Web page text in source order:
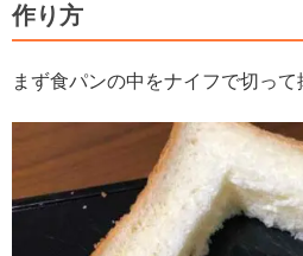
作り方
まず食パンの中をナイフで切って